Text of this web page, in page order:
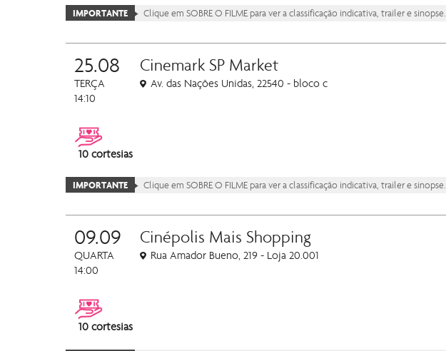
IMPORTANTE Clique em SOBRE O FILME para ver a classificação indicativa, trailer e sinopse.
25.08
TERÇA
14:10
10 cortesias
Cinemark SP Market
Av. das Nações Unidas, 22540 - bloco c
IMPORTANTE Clique em SOBRE O FILME para ver a classificação indicativa, trailer e sinopse.
09.09
QUARTA
14:00
10 cortesias
Cinépolis Mais Shopping
Rua Amador Bueno, 219 - Loja 20.001